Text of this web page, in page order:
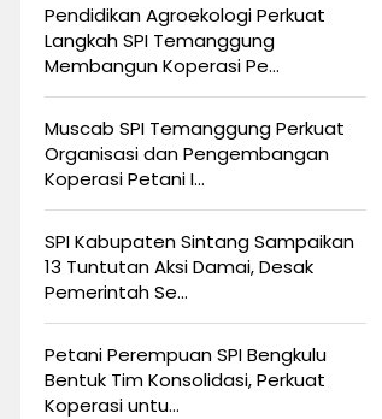
Pendidikan Agroekologi Perkuat
Langkah SPI Temanggung
Membangun Koperasi Pe...
Muscab SPI Temanggung Perkuat
Organisasi dan Pengembangan
Koperasi Petani I...
SPI Kabupaten Sintang Sampaikan
13 Tuntutan Aksi Damai, Desak
Pemerintah Se...
Petani Perempuan SPI Bengkulu
Bentuk Tim Konsolidasi, Perkuat
Koperasi untu...